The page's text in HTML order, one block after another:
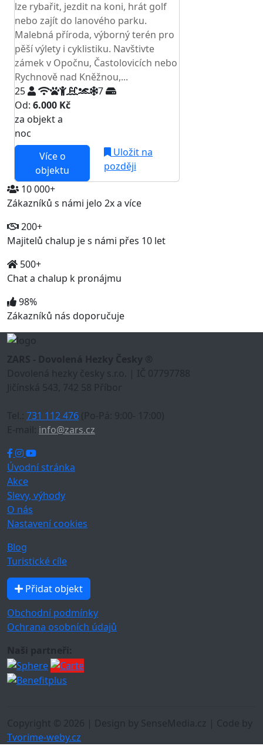
lze rybařit, jezdit na koni, hrát golf
nebo zajít do lanového parku.
Malebná příroda, výborný terén pro
pěší výlety i cyklistiku. Navštivte
zámek v Opočnu, Častolovicích nebo
Rychnově nad Kněžnou,...
25
7
Od: 6.000 Kč
za objekt a
noc
Více o
objektu
Uložit na
později
10 000+
Zákazníků s námi jelo 2x a více
200+
Majitelů chalup je s námi přes 10 let
500+
Chat a chalup k pronájmu
98%
Zákazníků nás doporučuje
ZARS - Dovolená Hezky Česky ®
Dovolená hezky česky s.r.o. | IČ 07797788
Jičínská 543, 742 58 Příbor
Tel.: 731 112 476 (Po-Pá: 9:00- 17:00)
E-mail: info@zars.cz
Úvodní stránka
Akce
Slevy, výhody
O nás
Nastavení cookies
Blog
Turistické cíle
Přidat objekt
Obchodní podmínky
Ochrana osobních údajů
Naši partneři:
Copyright © 2026 | Design by SenseMedia.cz | Code by
Tvorime-weby.cz